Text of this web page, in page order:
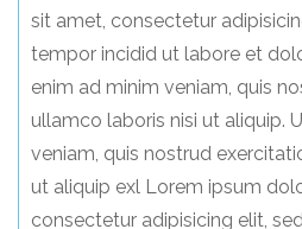
sit amet, consectetur
tempor incidid ut labore et
enim ad minim veniam, quis
ullamco laboris nisi ut aliquip.
veniam, quis nostrud
ut aliquip exl Lorem ipsum
consectetur adipisicing elit,